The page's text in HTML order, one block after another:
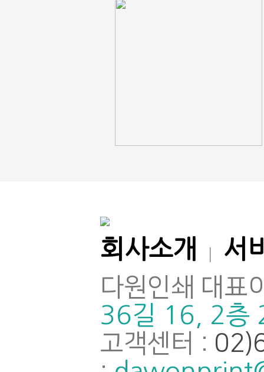
회사소개 | 서
다원인쇄 대표
36길 16, 2층
고객센터 :